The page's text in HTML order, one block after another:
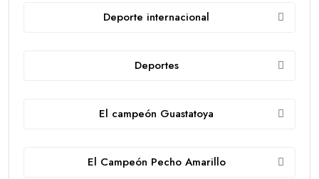
Deporte internacional
Deportes
El campeón Guastatoya
El Campeón Pecho Amarillo